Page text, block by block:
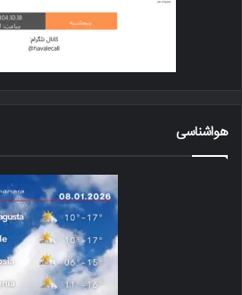
هواشناسی